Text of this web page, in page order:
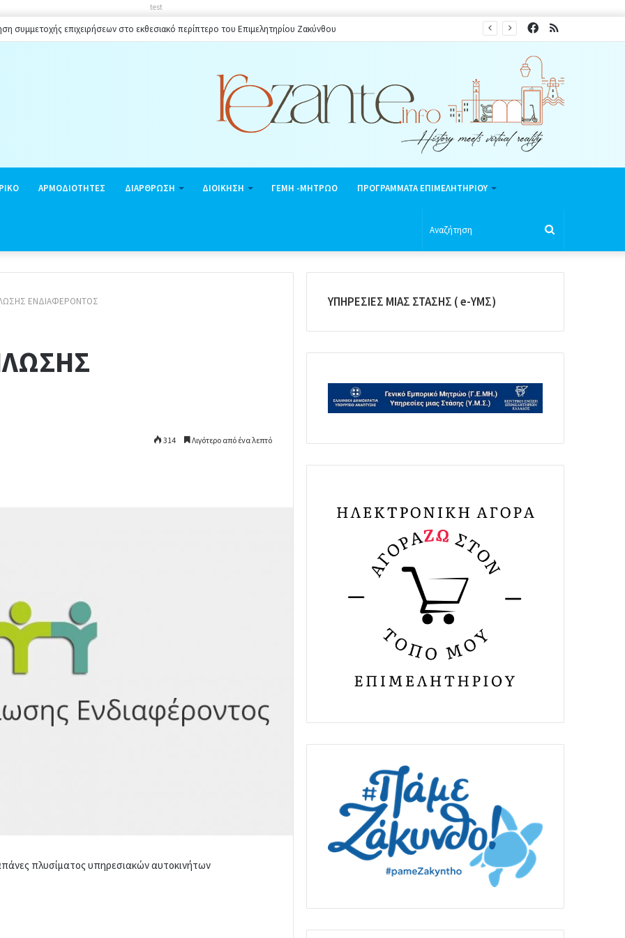
test
συμμετοχής επιχειρήσεων στο εκθεσιακό περίπτερο του Επιμελητηρίου Ζακύνθου RSS
Facebook
ΑΡΜΟΔΙΟΤΗΤΕΣ ΔΙΑΡΘΡΩΣΗ ΔΙΟΙΚΗΣΗ ΓΕΜΗ -ΜΗΤΡΩΟ ΠΡΟΓΡΑΜΜΑΤΑ ΕΠΙΜΕΛΗΤΗΡΙΟΥ
ΕΝΔΙΑΦΕΡΟΝΤΟΣ
314 Λιγότερο από ένα λεπτό
πλυσίματος υπηρεσιακών αυτοκινήτων
ΥΠΗΡΕΣΙΕΣ ΜΙΑΣ ΣΤΑΣΗΣ ( e-ΥΜΣ)